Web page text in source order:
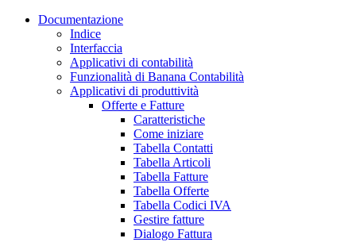
Documentazione
Indice
Interfaccia
Applicativi di contabilità
Funzionalità di Banana Contabilità
Applicativi di produttività
Offerte e Fatture
Caratteristiche
Come iniziare
Tabella Contatti
Tabella Articoli
Tabella Fatture
Tabella Offerte
Tabella Codici IVA
Gestire fatture
Dialogo Fattura